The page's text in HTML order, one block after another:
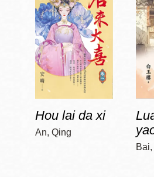
Hou lai da xi
An, Qing